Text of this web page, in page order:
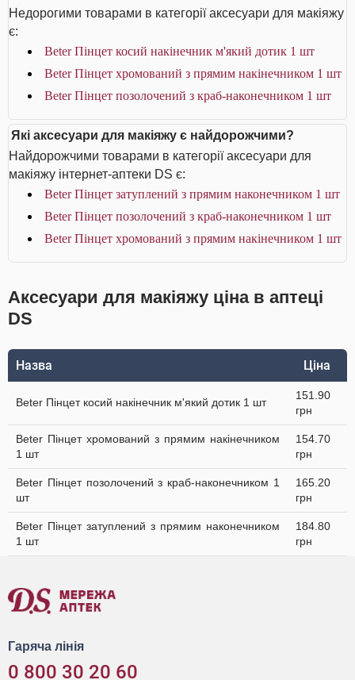
Недорогими товарами в категорії аксесуари для макіяжу
є:
Beter Пінцет косий накінечник м'який дотик 1 шт
Beter Пінцет хромований з прямим накінечником 1 шт
Beter Пінцет позолочений з краб-наконечником 1 шт
Які аксесуари для макіяжу є найдорожчими?
Найдорожчими товарами в категорії аксесуари для
макіяжу інтернет-аптеки DS є:
Beter Пінцет затуплений з прямим наконечником 1 шт
Beter Пінцет позолочений з краб-наконечником 1 шт
Beter Пінцет хромований з прямим накінечником 1 шт
Аксесуари для макіяжу ціна в аптеці
DS
Назва Ціна
Beter Пінцет косий накінечник м'який дотик 1 шт
151.90
грн
Beter Пінцет хромований з прямим накінечником
1 шт
154.70
грн
Beter Пінцет позолочений з краб-наконечником 1
шт
165.20
грн
Beter Пінцет затуплений з прямим наконечником
1 шт
184.80
грн
Гаряча лінія
0 800 30 20 60